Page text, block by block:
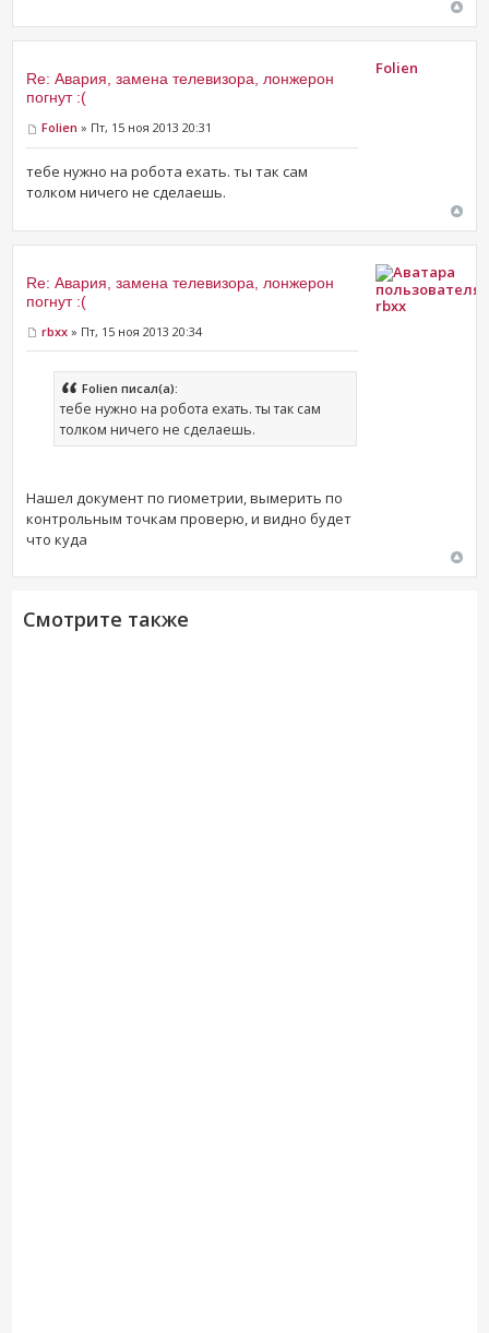
Re: Авария, замена телевизора, лонжерон
погнут :(
Folien » Пт, 15 ноя 2013 20:31
тебе нужно на робота ехать. ты так сам
толком ничего не сделаешь.
Folien
Re: Авария, замена телевизора, лонжерон
погнут :(
rbxx » Пт, 15 ноя 2013 20:34
Folien писал(а):
тебе нужно на робота ехать. ты так сам
толком ничего не сделаешь.
Нашел документ по гиометрии, вымерить по
контрольным точкам проверю, и видно будет
что куда
rbxx
Смотрите также